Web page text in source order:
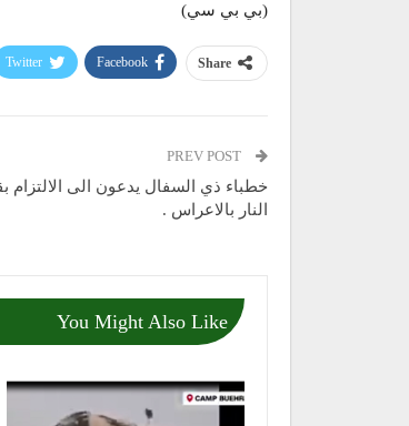
(بي بي سي)
Share
Facebook
Twitter
خطباء ذي السفال يدعون الى الالتزام
النار بالاعراس .
You Might Also Like